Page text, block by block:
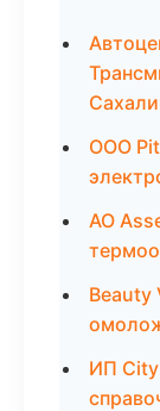
ООО
АО
Beauty
ИП City